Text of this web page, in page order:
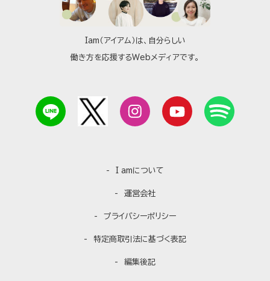
Iam（アイアム）は、自分らしい
働き方を応援するWebメディアです。
I amについて
運営会社
プライバシーポリシー
特定商取引法に基づく表記
編集後記